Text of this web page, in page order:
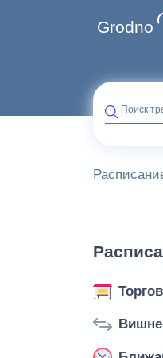
Grodno
Поиск